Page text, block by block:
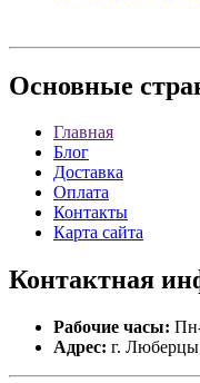
Основные
Главная
Блог
Доставка
Оплата
Контакты
Карта сайта
Контактная
Рабочие часы:
Адрес: г.